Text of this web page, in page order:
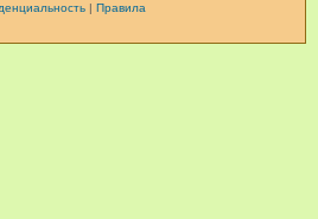
| Правила